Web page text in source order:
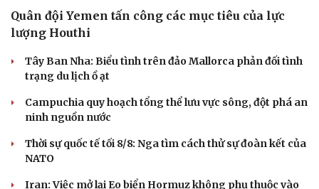
Quân đội Yemen tấn công các mục tiêu của lực
lượng Houthi
Tây Ban Nha: Biểu tình trên đảo Mallorca phản đối tình
trạng du lịch ồ ạt
Campuchia quy hoạch tổng thể lưu vực sông, đột phá an
ninh nguồn nước
Thời sự quốc tế tối 8/8: Nga tìm cách thử sự đoàn kết của
NATO
Iran: Việc mở lại Eo biển Hormuz không phụ thuộc vào